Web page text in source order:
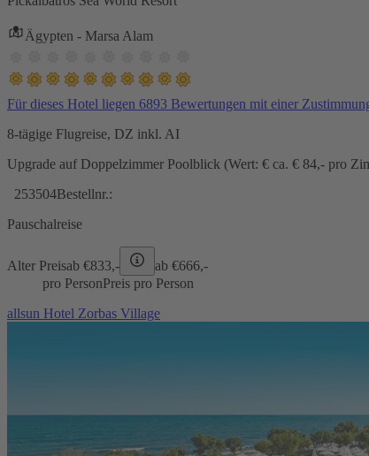
Ägypten - Marsa Alam
Für dieses Hotel liegen 6893 Bewertungen mit einer
8-tägige Flugreise, DZ inkl. AI
Upgrade auf Doppelzimmer Poolblick (Wert: € ca. € 84,- pro
253504Bestellnr.:
Pauschalreise
Alter Preisab €833,- ab €666,-
pro PersonPreis pro Person
allsun Hotel Zorbas Village